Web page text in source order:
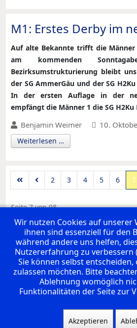
M1: Erstes Derby im
Auf alte Bekannte trifft die Männer
am kommenden
Bezirksumstrukturierung bleibt
der SG AmmerGäu und der SG
In der ersten Auflage in der
empfängt die Männer 1 die SG H2Ku
Benjamin Weimer 10.
Weiterlesen …
2 3 4 5 6 7
Seite 7 von 98
UNSERE PREMIUM SPONSOREN
Wir nutzen Cookies auf unserer
ihnen sind essenziell für den
während andere uns helfen,
Nutzererfahrung zu verbessern
Sie können selbst entscheiden,
zulassen möchten. Bitte
Ablehnung womöglich
Funktionalitäten der Seite zur
Akzeptieren